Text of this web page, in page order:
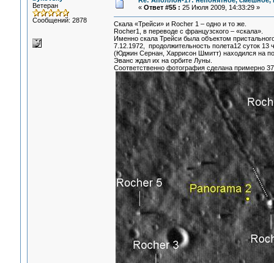
Ветеран
Сообщений: 2878
« Ответ #55 : 25 Июля 2009, 14:33:29 »
Скала «Трейси» и Rocher 1 – одно и то же.
Rocher1, в переводе с французского – «скала».
Именно скала Трейси была объектом
7.12.1972, продолжительность полета12 суток 13
(Юджин Сернан, Харрисон Шмитт) находился на
Эванс ждал их на орбите Луны.
Соответственно фотография сделана примерно